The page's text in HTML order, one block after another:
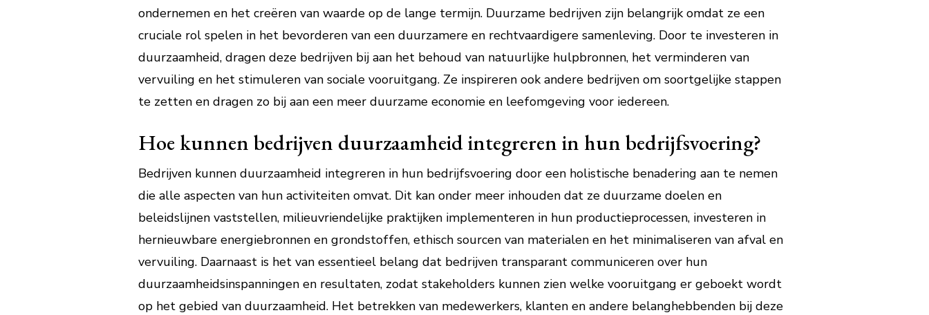
ondernemen en het creëren van waarde op de lange termijn. Duurzame bedrijven zijn belangrijk omdat ze een
cruciale rol spelen in het bevorderen van een duurzamere en rechtvaardigere samenleving. Door te investeren in
duurzaamheid, dragen deze bedrijven bij aan het behoud van natuurlijke hulpbronnen, het verminderen van
vervuiling en het stimuleren van sociale vooruitgang. Ze inspireren ook andere bedrijven om soortgelijke stappen
te zetten en dragen zo bij aan een meer duurzame economie en leefomgeving voor iedereen.
Hoe kunnen bedrijven duurzaamheid integreren in hun bedrijfsvoering?
Bedrijven kunnen duurzaamheid integreren in hun bedrijfsvoering door een holistische benadering aan te nemen
die alle aspecten van hun activiteiten omvat. Dit kan onder meer inhouden dat ze duurzame doelen en
beleidslijnen vaststellen, milieuvriendelijke praktijken implementeren in hun productieprocessen, investeren in
hernieuwbare energiebronnen en grondstoffen, ethisch sourcen van materialen en het minimaliseren van afval en
vervuiling. Daarnaast is het van essentieel belang dat bedrijven transparant communiceren over hun
duurzaamheidsinspanningen en resultaten, zodat stakeholders kunnen zien welke vooruitgang er geboekt wordt
op het gebied van duurzaamheid. Het betrekken van medewerkers, klanten en andere belanghebbenden bij deze